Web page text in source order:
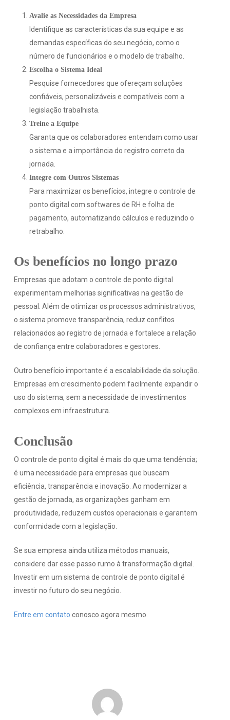
Avalie as Necessidades da Empresa
Identifique as características da sua equipe e as
demandas específicas do seu negócio, como o
número de funcionários e o modelo de trabalho.
Escolha o Sistema Ideal
Pesquise fornecedores que ofereçam soluções
confiáveis, personalizáveis e compatíveis com a
legislação trabalhista.
Treine a Equipe
Garanta que os colaboradores entendam como usar
o sistema e a importância do registro correto da
jornada.
Integre com Outros Sistemas
Para maximizar os benefícios, integre o controle de
ponto digital com softwares de RH e folha de
pagamento, automatizando cálculos e reduzindo o
retrabalho.
Os benefícios no longo prazo
Empresas que adotam o controle de ponto digital
experimentam melhorias significativas na gestão de
pessoal. Além de otimizar os processos administrativos,
o sistema promove transparência, reduz conflitos
relacionados ao registro de jornada e fortalece a relação
de confiança entre colaboradores e gestores.
Outro benefício importante é a escalabilidade da solução.
Empresas em crescimento podem facilmente expandir o
uso do sistema, sem a necessidade de investimentos
complexos em infraestrutura.
Conclusão
O controle de ponto digital é mais do que uma tendência;
é uma necessidade para empresas que buscam
eficiência, transparência e inovação. Ao modernizar a
gestão de jornada, as organizações ganham em
produtividade, reduzem custos operacionais e garantem
conformidade com a legislação.
Se sua empresa ainda utiliza métodos manuais,
considere dar esse passo rumo à transformação digital.
Investir em um sistema de controle de ponto digital é
investir no futuro do seu negócio.
Entre em contato conosco agora mesmo.